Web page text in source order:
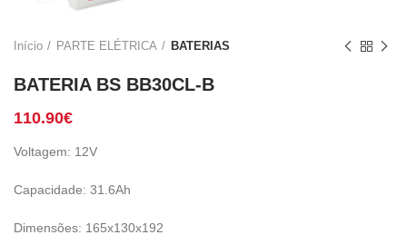
Início PARTE ELÉTRICA BATERIAS
BATERIA BS BB30CL-B
110.90€
Voltagem: 12V
Capacidade: 31.6Ah
Dimensões: 165x130x192